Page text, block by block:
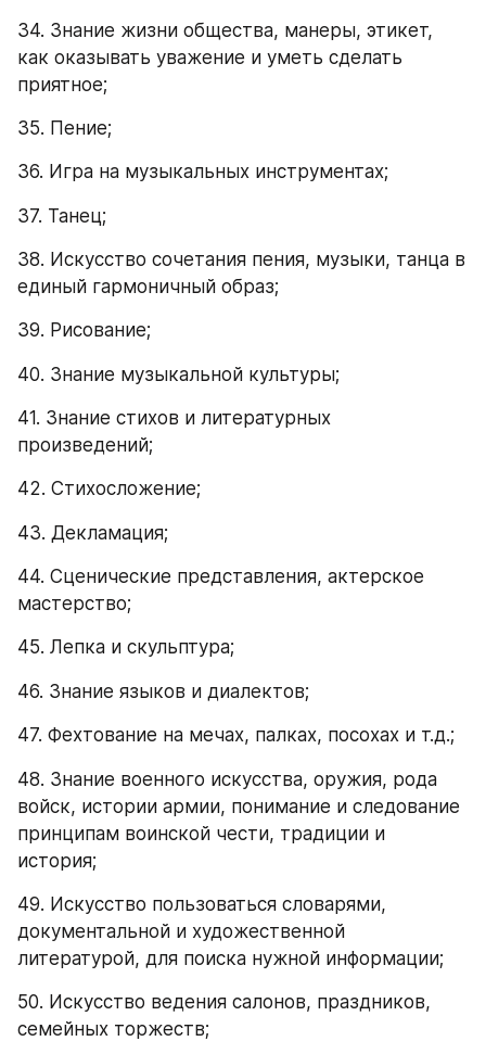
34. Знание жизни общества, манеры, этикет,
как оказывать уважение и уметь сделать
приятное;
35. Пение;
36. Игра на музыкальных инструментах;
37. Танец;
38. Искусство сочетания пения, музыки, танца в
единый гармоничный образ;
39. Рисование;
40. Знание музыкальной культуры;
41. Знание стихов и литературных
произведений;
42. Стихосложение;
43. Декламация;
44. Сценические представления, актерское
мастерство;
45. Лепка и скульптура;
46. Знание языков и диалектов;
47. Фехтование на мечах, палках, посохах и т.д.;
48. Знание военного искусства, оружия, рода
войск, истории армии, понимание и следование
принципам воинской чести, традиции и
история;
49. Искусство пользоваться словарями,
документальной и художественной
литературой, для поиска нужной информации;
50. Искусство ведения салонов, праздников,
семейных торжеств;